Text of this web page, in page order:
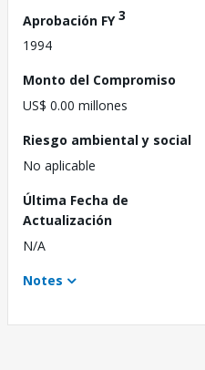
Aprobación FY3
1994
Monto del Compromiso
US$ 0.00 millones
Riesgo ambiental y social
No aplicable
Última Fecha de
Actualización
N/A
Notes